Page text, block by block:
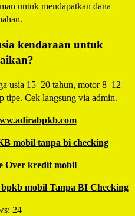
untuk mendapatkan dana
kendaraan untuk
usia 15–20 tahun, motor 8–12
tipe. Cek langsung via admin.
mobil tanpa bi checking
Over kredit mobil
mobil Tanpa BI Checking
24